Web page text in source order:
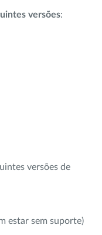
versões:
versões de
estar sem suporte)